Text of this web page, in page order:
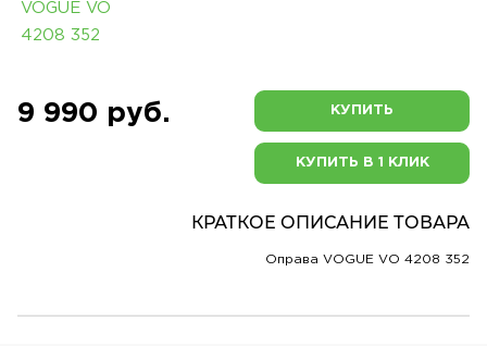
9 990 руб. КУПИТЬ
КУПИТЬ В 1 КЛИК
КРАТКОЕ ОПИСАНИЕ ТОВАРА
Оправа VOGUE VO 4208 352